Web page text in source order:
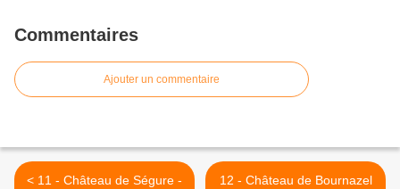
Commentaires
Ajouter un commentaire
< 11 - Château de Ségure -
12 - Château de Bournazel